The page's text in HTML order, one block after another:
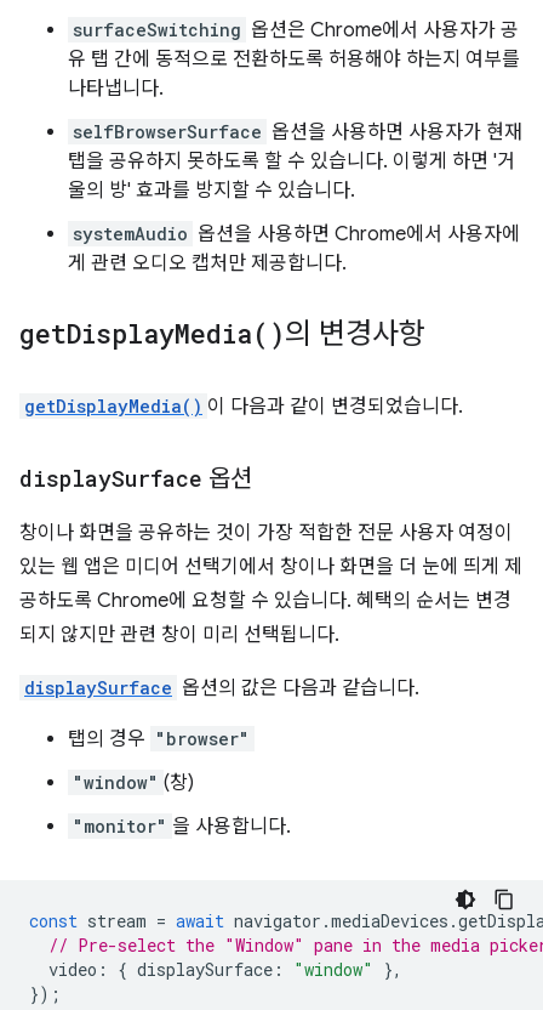
surfaceSwitching 옵션은 Chrome에서 사용자가 공
유 탭 간에 동적으로 전환하도록 허용해야 하는지 여부를
나타냅니다.
selfBrowserSurface 옵션을 사용하면 사용자가 현재
탭을 공유하지 못하도록 할 수 있습니다. 이렇게 하면 '거
울의 방' 효과를 방지할 수 있습니다.
systemAudio 옵션을 사용하면 Chrome에서 사용자에
게 관련 오디오 캡처만 제공합니다.
getDisplayMedia( )의 변경사항
getDisplayMedia() 이 다음과 같이 변경되었습니다.
displaySurface 옵션
창이나 화면을 공유하는 것이 가장 적합한 전문 사용자 여정이
있는 웹 앱은 미디어 선택기에서 창이나 화면을 더 눈에 띄게 제
공하도록 Chrome에 요청할 수 있습니다. 혜택의 순서는 변경
되지 않지만 관련 창이 미리 선택됩니다.
displaySurface 옵션의 값은 다음과 같습니다.
탭의 경우 "browser"
"window" (창)
"monitor" 을 사용합니다.
const stream = await navigator .mediaDevices .
// Pre-select the "Window" pane in the media
video : { displaySurface : "window"
},
});